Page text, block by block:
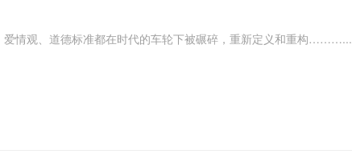
爱情观、道德标准都在时代的车轮下被碾碎，重新定义和重构………...